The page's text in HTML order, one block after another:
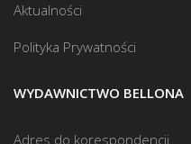
Aktualności
Polityka Prywatności
WYDAWNICTWO BELLONA
Adres do korespondencji